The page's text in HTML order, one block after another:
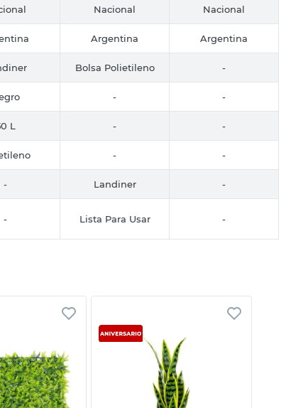
Nacional Nacional
Argentina Argentina
Bolsa Polietileno -
- -
L - -
- -
- Landiner -
- Lista Para Usar -